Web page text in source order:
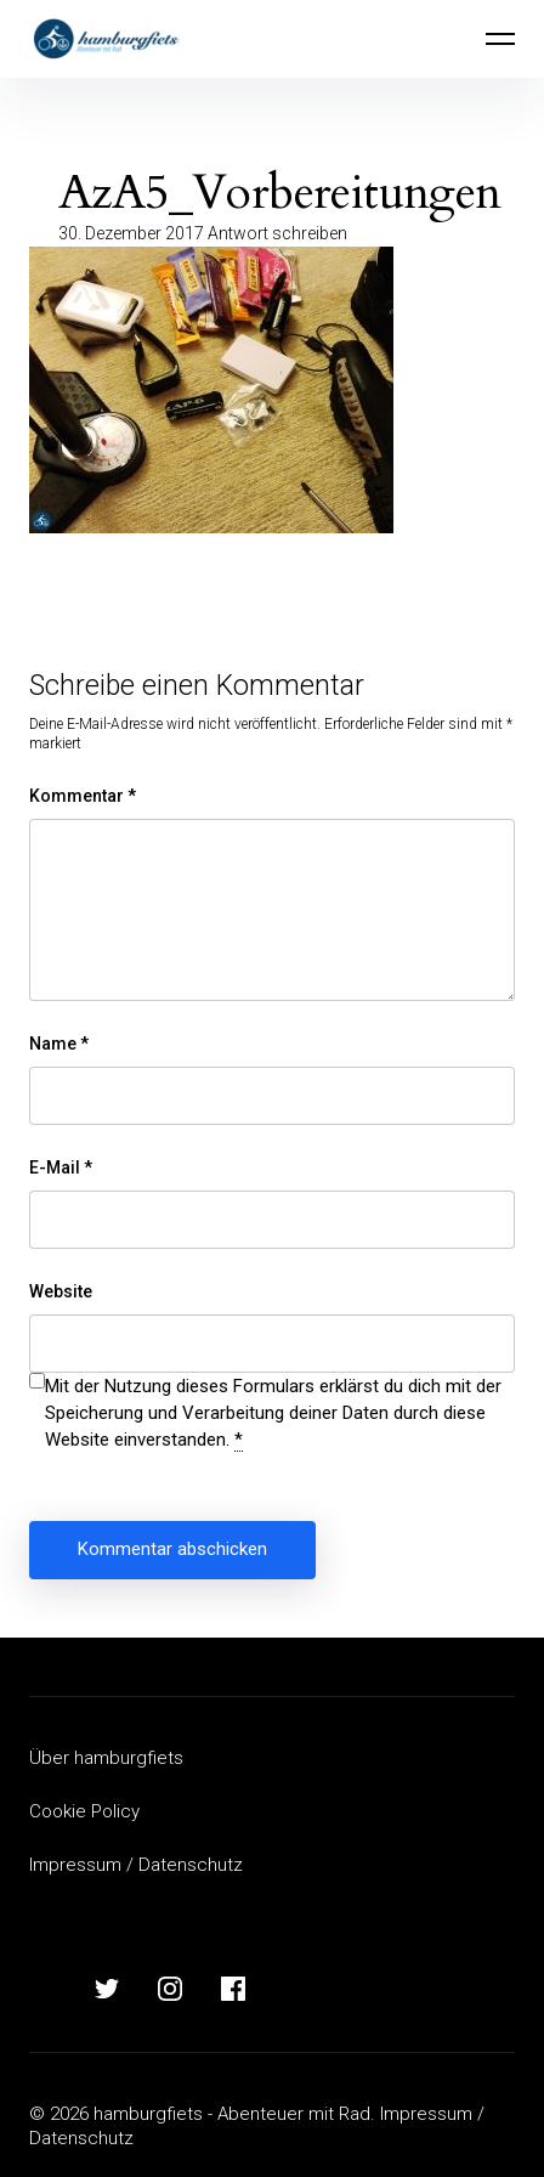
überspringen
hamburgfiets – Abenteuer mit Rad
AzA5_Vorbereitungen
30. Dezember 2017 Antwort schreiben
Schreibe einen Kommentar
Deine E-Mail-Adresse wird nicht veröffentlicht. Erforderliche Felder sind mit *
markiert
Kommentar *
Name*
E-Mail *
Website
Mit der Nutzung dieses Formulars erklärst du dich mit der
Speicherung und Verarbeitung deiner Daten durch diese
Website einverstanden. *
Über hamburgfiets
Cookie Policy
Impressum / Datenschutz
hamburgfietshamburgfiets
auf
hamburgfiets
auf
hamburgfiets
auf
© 2026 hamburgfiets - Abenteuer mit Rad. Impressum /
Datenschutz